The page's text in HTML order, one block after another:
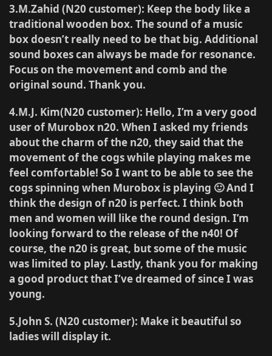
3.M.Zahid (N20 customer): Keep the body like a
traditional wooden box. The sound of a music
box doesn’t really need to be that big. Additional
sound boxes can always be made for resonance.
Focus on the movement and comb and the
original sound. Thank you.
4.M.J. Kim(N20 customer): Hello, I’m a very good
user of Murobox n20. When I asked my friends
about the charm of the n20, they said that the
movement of the cogs while playing makes me
feel comfortable! So I want to be able to see the
cogs spinning when Murobox is playing 🙂 And I
think the design of n20 is perfect. I think both
men and women will like the round design. I’m
looking forward to the release of the n40! Of
course, the n20 is great, but some of the music
was limited to play. Lastly, thank you for making
a good product that I’ve dreamed of since I was
young.
5.John S. (N20 customer): Make it beautiful so
ladies will display it.